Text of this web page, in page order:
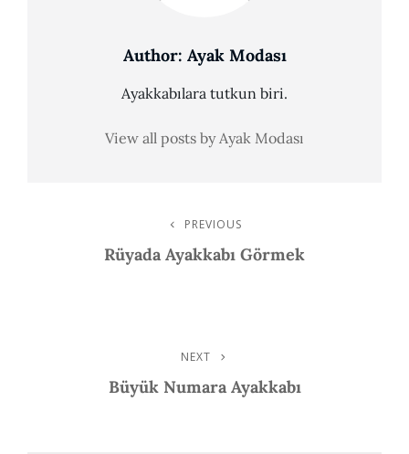
Author: Ayak Modası
Ayakkabılara tutkun biri.
View all posts by Ayak Modası
Navigation
PREVIOUS
Rüyada Ayakkabı Görmek
NEXT
Büyük Numara Ayakkabı